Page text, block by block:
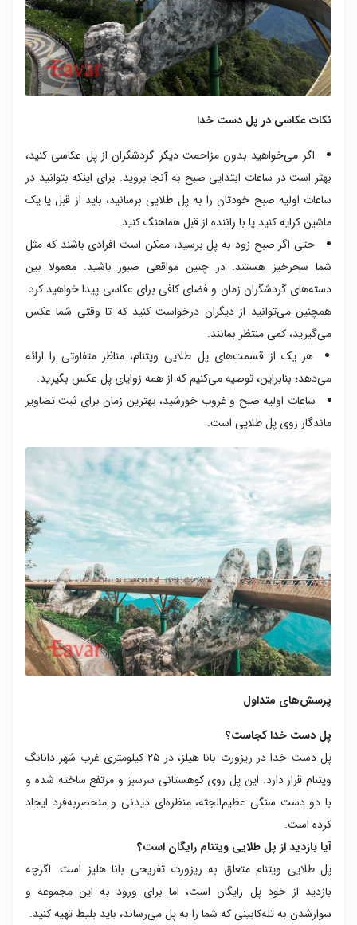
نکات عکاسی در پل دست خدا
اگر می‌خواهید بدون مزاحمت دیگر گردشگران از پل عکاسی کنید،
بهتر است در ساعات ابتدایی صبح به آنجا بروید. برای اینکه بتوانید در
ساعات اولیه صبح خودتان را به پل طلایی برسانید، باید از قبل یا یک
ماشین کرایه کنید یا با راننده از قبل هماهنگ کنید.
حتی اگر صبح زود به پل برسید، ممکن است افرادی باشند که مثل
شما سحرخیز هستند. در چنین مواقعی صبور باشید. معمولا بین
دسته‌های گردشگران زمان و فضای کافی برای عکاسی پیدا خواهید کرد.
همچنین می‌توانید از دیگران درخواست کنید که تا وقتی شما عکس
می‌گیرید، کمی منتظر بمانند.
هر یک از قسمت‌های پل طلایی ویتنام، مناظر متفاوتی را ارائه
می‌دهد؛ بنابراین، توصیه می‌کنیم که از همه زوایای پل عکس بگیرید.
ساعات اولیه صبح و غروب خورشید، بهترین زمان برای ثبت تصاویر
ماندگار روی پل طلایی است.
پرسش‌های متداول
پل دست خدا کجاست؟
پل دست خدا در ریزورت بانا هیلز، در ۲۵ کیلومتری غرب شهر دانانگ
ویتنام قرار دارد. این پل روی کوهستانی سرسبز و مرتفع ساخته شده و
با دو دست سنگی عظیم‌الجثه، منظره‌ای دیدنی و منحصربه‌فرد ایجاد
کرده است.
آیا بازدید از پل طلایی ویتنام رایگان است؟
پل طلایی ویتنام متعلق به ریزورت تفریحی بانا هلیز است. اگرچه
بازدید از خود پل رایگان است، اما برای ورود به این مجموعه و
سوارشدن به تله‌کابینی که شما را به پل می‌رساند، باید بلیط تهیه کنید.